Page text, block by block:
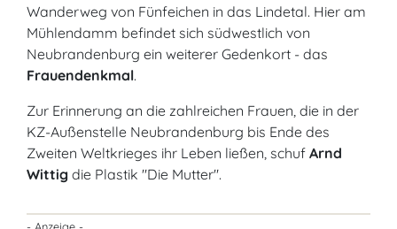
Wanderweg von Fünfeichen in das Lindetal. Hier am
Mühlendamm befindet sich südwestlich von
Neubrandenburg ein weiterer Gedenkort - das
Frauendenkmal.
Zur Erinnerung an die zahlreichen Frauen, die in der
KZ-Außenstelle Neubrandenburg bis Ende des
Zweiten Weltkrieges ihr Leben ließen, schuf Arnd
Wittig die Plastik "Die Mutter".